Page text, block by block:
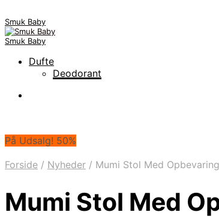
Smuk Baby
Smuk Baby
Dufte
Deodorant
På Udsalg! 50%
Forside / Nyheder / Mumi Stol Med Opbevaring
Mumi Stol Med